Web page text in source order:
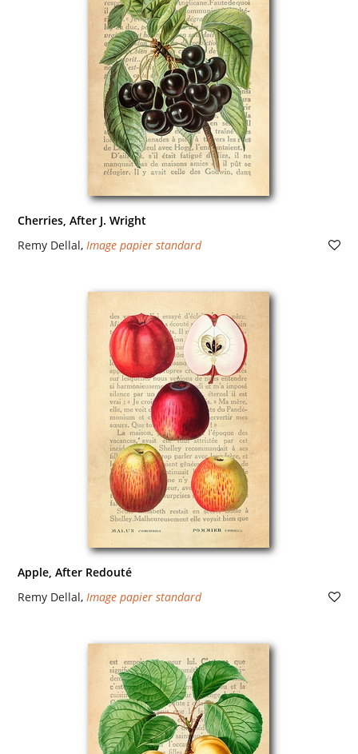
Cherries, After J. Wright
Remy Dellal, Image papier standard
Apple, After Redouté
Remy Dellal, Image papier standard